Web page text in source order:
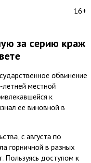
16+
за серию краж
обвинение
местной
к
ее виновной в
с августа по
горничной в разных
Пользуясь доступом к